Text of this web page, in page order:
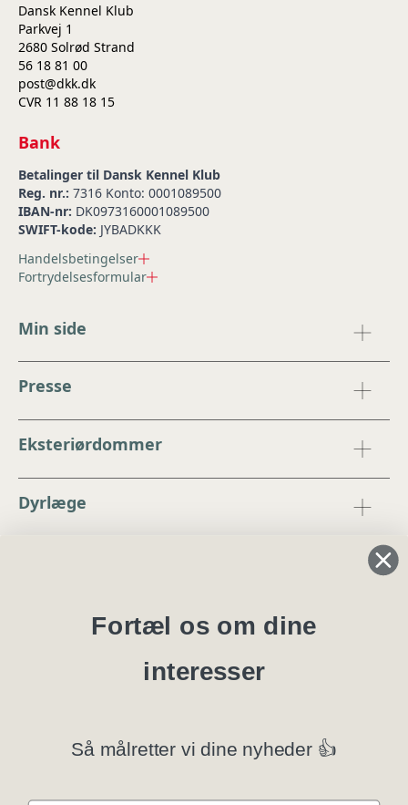
Dansk Kennel Klub
Parkvej 1
2680 Solrød Strand
56 18 81 00
post@dkk.dk
CVR 11 88 18 15
Bank
Betalinger til Dansk Kennel Klub
Reg. nr.: 7316 Konto: 0001089500
IBAN-nr: DK0973160001089500
SWIFT-kode: JYBADKKK
Handelsbetingelser
Fortrydelsesformular
Min side
Presse
Eksteriørdommer
Dyrlæge
Blanketter
Privatlivspolitik
Fortæl os om dine
interesser
Så målretter vi dine nyheder 👍